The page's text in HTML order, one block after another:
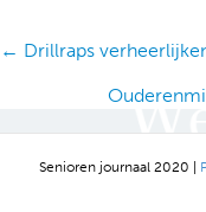
Posts
navigation
← Drillraps
Senioren journaal 2020 |